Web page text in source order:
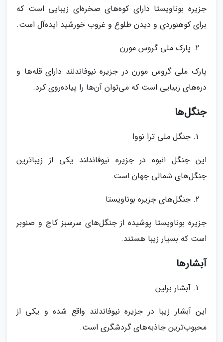
جزیره بوناویستا دارای کوه‌های صخره‌ای زیبایی است که
برای کوهنوردی و دیدن طلوع و غروب خورشید ایده‌آل است.
پارک ملی گروس مورن
پارک ملی گروس مورن در جزیره نیوفاندلند دارای قله‌ها و
دره‌های زیبایی است که می‌توان آن‌ها را پیاده‌روی کرد.
جنگل‌ها
جنگل ملی ترا نووا
این جنگل انبوه در جزیره نیوفاندلند یکی از زیباترین
جنگل‌های شمالی جهان است.
جنگل‌های جزیره بوناویستا
جزیره بوناویستا پوشیده از جنگل‌های سرسبز کاج و صنوبر
است که بسیار زیبا هستند.
آبشارها
آبشار برلین
این آبشار زیبا در جزیره نیوفاندلند واقع شده و یکی از
محبوب‌ترین جاذبه‌های گردشگری است.